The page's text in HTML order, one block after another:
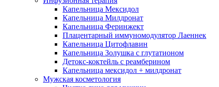
Капельница Мексидол
Капельница Милдронат
Капельница Феринжект
Плацентарный иммуномодулятор Лаеннек
Капельница Цитофлавин
Капельница Золушка с глутатионом
Детокс-коктейль с реамберином
Капельница мексидол + милдронат
Мужская косметология